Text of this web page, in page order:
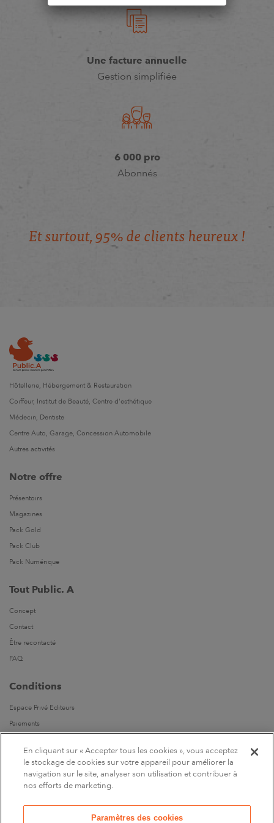
Une facture annuelle
Gestion simplifiée
6 000 pro
Abonnés
Et surtout, 95% de clients heureux !
Hôtellerie, Hébergement & Restauration
Coiffeur, Institut de Beauté, Centre d'esthétique
Médecin, Dentiste
Centre Auto, Garage, Concession Automobile
Autres activités
Notre offre
Présentoirs
Magazines
Pack Gold
Pack Club
Pack Numérique
Tout Public. A
Concept
Contact
Être recontacté
FAQ
Conditions
Espace Privé Editeurs
Paiements
Parrainages
Suivez-nous
En cliquant sur « Accepter tous les cookies », vous acceptez
le stockage de cookies sur votre appareil pour améliorer la
navigation sur le site, analyser son utilisation et contribuer à
nos efforts de marketing.
Paramètres des cookies